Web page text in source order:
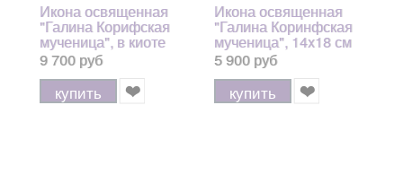
Икона освященная
"Галина Корифская
мученица", в киоте
20x24 см арт.243831
9 700 руб
купить
Икона освященная
"Галина Коринфская
мученица", 14x18 см
арт.243830
5 900 руб
купить